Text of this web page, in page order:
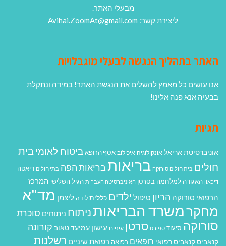
מבעלי האתר.
ליצירת קשר: Avihai.ZoomAt@gmail.com
האתר בתהליך הנגשה לבעלי מוגבלויות
אנו עושים כל מאמץ להשלים את הנגשת האתר! במידה ונתקלת
בבעיה אנא פנה אלינו!
תגיות
אוניברסיטת אריאל אונקולוגיה איכילוב אסף הרופא ביטוח לאומיבית
חולים בית חולים סורוקה בריאותבריאות הפה בתי חולים דיאטה
דיכאון האגודה למלחמה בסרטן האוניברסיטה העברית הגיל השלישי המרכז
הרפואי סורוקה הריון טיפול ילדים כללית לידה ליצמן מד"א
מחקרמשרד הבריאותניתוח ניתוחים סוכרת
סורוקה סיעוד ספורט סרטן עיניים עישון עמיעד טאוב קורונה
קנאביסקנאביס רפואי רופאים רפואה רפואת שיניים רשלנות